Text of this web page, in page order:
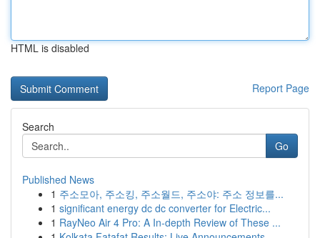
HTML is disabled
Report Page
Search
Go
Published News
1 주소모아, 주소킹, 주소월드, 주소야: 주소 정보를...
1 significant energy dc dc converter for Electric...
1 RayNeo Air 4 Pro: A In-depth Review of These ...